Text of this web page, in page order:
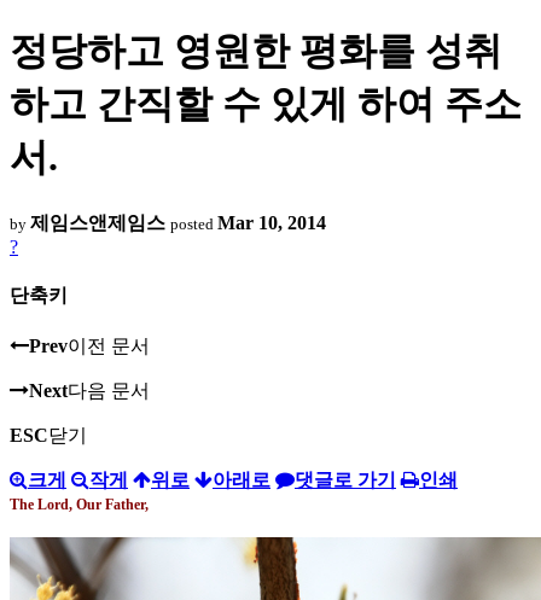
정당하고 영원한 평화를 성취
하고 간직할 수 있게 하여 주소
서.
by 제임스앤제임스 posted Mar 10, 2014
?
단축키
Prev이전 문서
Next다음 문서
ESC닫기
크게 작게 위로 아래로 댓글로 가기 인쇄
The Lord, Our Father,